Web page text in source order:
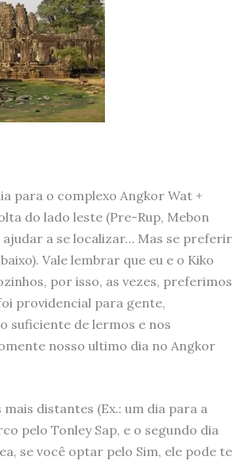
para o complexo Angkor Wat +
do lado leste (Pre-Rup, Mebon
ajudar a se localizar… Mas se preferir
Vale lembrar que eu e o Kiko
por isso, as vezes, preferimos
providencial para gente,
suficiente de lermos e nos
nosso ultimo dia no Angkor
distantes (Ex.: um dia para a
pelo Tonley Sap, e o segundo dia
se você optar pelo Sim, ele pode te